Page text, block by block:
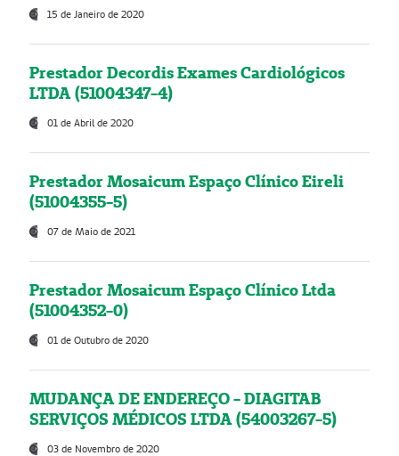
15 de Janeiro de 2020
Prestador Decordis Exames Cardiológicos
LTDA (51004347-4)
01 de Abril de 2020
Prestador Mosaicum Espaço Clínico Eireli
(51004355-5)
07 de Maio de 2021
Prestador Mosaicum Espaço Clínico Ltda
(51004352-0)
01 de Outubro de 2020
MUDANÇA DE ENDEREÇO - DIAGITAB
SERVIÇOS MÉDICOS LTDA (54003267-5)
03 de Novembro de 2020